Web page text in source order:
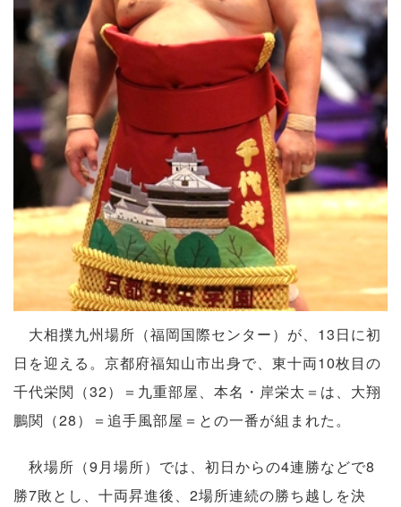
大相撲九州場所（福岡国際センター）が、13日に初
日を迎える。京都府福知山市出身で、東十両10枚目の
千代栄関（32）＝九重部屋、本名・岸栄太＝は、大翔
鵬関（28）＝追手風部屋＝との一番が組まれた。
秋場所（9月場所）では、初日からの4連勝などで8
勝7敗とし、十両昇進後、2場所連続の勝ち越しを決